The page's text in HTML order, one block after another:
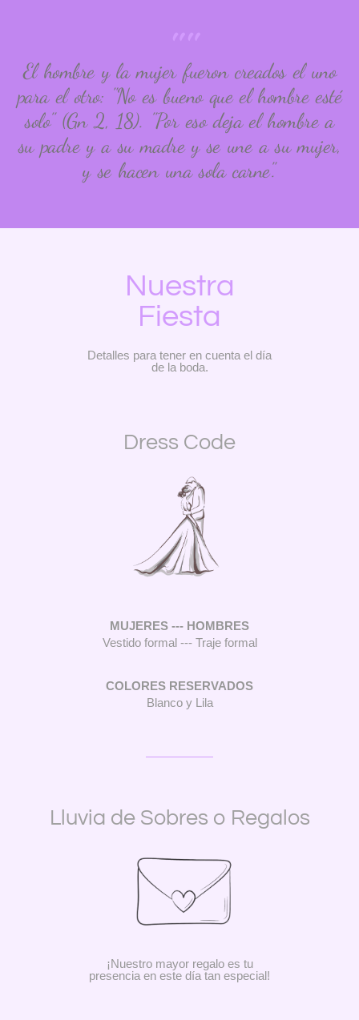
""
El hombre y la mujer fueron creados el uno
para el otro: "No es bueno que el hombre esté
solo" (Gn 2, 18). "Por eso deja el hombre a
su padre y a su madre y se une a su mujer,
y se hacen una sola carne".
Nuestra
Fiesta
Detalles para tener en cuenta el día
de la boda.
Dress Code
MUJERES --- HOMBRES
Vestido formal --- Traje formal
COLORES RESERVADOS
Blanco y Lila
Lluvia de Sobres o Regalos
¡Nuestro mayor regalo es tu
presencia en este día tan especial!